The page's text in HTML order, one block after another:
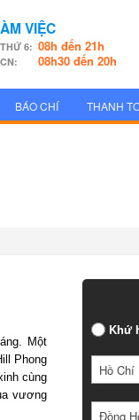
VIỆC
6:08h đến 21h
08h30 đến 20h
BÁO CHÍ THANH
Một
Phong
cùng
vương
Khứ
Hồ Chí
Đồng